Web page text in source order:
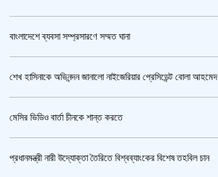
‘জুলাই গণঅভ্যুত্থান স্মৃতি জাদুঘর’ উদ্বোধন করলেন প্রধানমন্ত্রী
বাংলাদেশে ব্যবসা সম্প্রসারণে সম্মত ঘানা
শেখ হাসিনাকে অভিনন্দন জানালো নাইজেরিয়ার প্রেসিডেন্ট বোলা আহমেদ
মেসির ভিডিও বার্তা চীনকে শান্ত করতে
প্রধানমন্ত্রী নারী উদ্যোক্তা তৈরিতে বিশ্বব্যাংকের বিশেষ তহবিল চান